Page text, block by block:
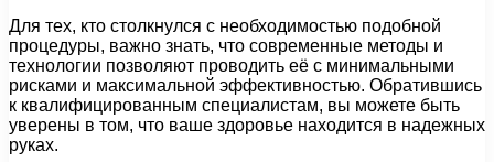
Для тех, кто столкнулся с необходимостью подобной
процедуры, важно знать, что современные методы и
технологии позволяют проводить её с минимальными
рисками и максимальной эффективностью. Обратившись
к квалифицированным специалистам, вы можете быть
уверены в том, что ваше здоровье находится в надежных
руках.